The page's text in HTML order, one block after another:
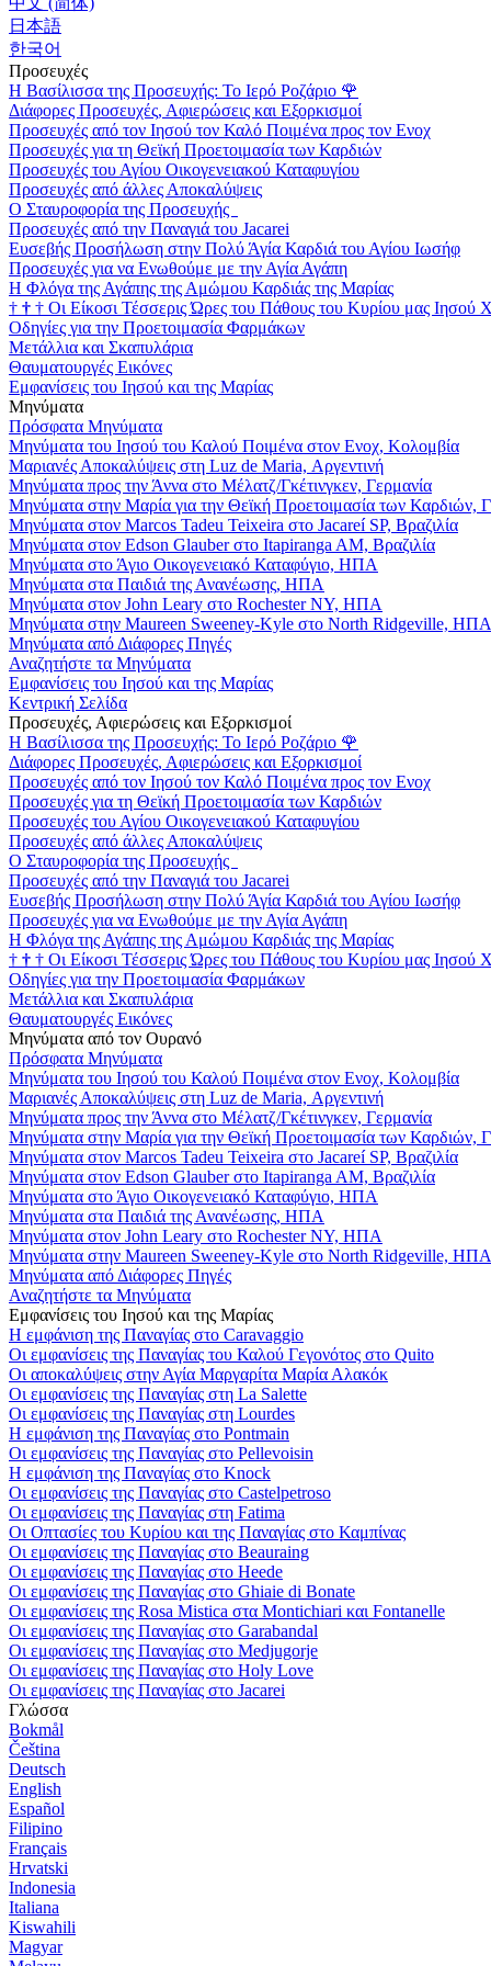
日本語
한국어
Προσευχές
Η Βασίλισσα της Προσευχής: Το Ιερό Ροζάριο 🌹
Διάφορες Προσευχές, Αφιερώσεις και Εξορκισμοί
Προσευχές από τον Ιησού τον Καλό Ποιμένα προς τον Ενοχ
Προσευχές για τη Θεϊκή Προετοιμασία των Καρδιών
Προσευχές του Αγίου Οικογενειακού Καταφυγίου
Προσευχές από άλλες Αποκαλύψεις
Ο Σταυροφορία της Προσευχής
Προσευχές από την Παναγιά του Jacarei
Ευσεβής Προσήλωση στην Πολύ Άγία Καρδιά του Αγίου Ιωσήφ
Προσευχές για να Ενωθούμε με την Αγία Αγάπη
Η Φλόγα της Αγάπης της Αμώμου Καρδιάς της Μαρίας
† † † Οι Είκοσι Τέσσερις Ώρες του Πάθους του Κυρίου μας Ιησού
Οδηγίες για την Προετοιμασία Φαρμάκων
Μετάλλια και Σκαπυλάρια
Θαυματουργές Εικόνες
Εμφανίσεις του Ιησού και της Μαρίας
Μηνύματα
Πρόσφατα Μηνύματα
Μηνύματα του Ιησού του Καλού Ποιμένα στον Ενοχ, Κολομβία
Μαριανές Αποκαλύψεις στη Luz de Maria, Αργεντινή
Μηνύματα προς την Άννα στο Μέλατζ/Γκέτινγκεν, Γερμανία
Μηνύματα στην Μαρία για την Θεϊκή Προετοιμασία των Καρδιών,
Μηνύματα στον Marcos Tadeu Teixeira στο Jacareí SP, Βραζιλία
Μηνύματα στον Edson Glauber στο Itapiranga AM, Βραζιλία
Μηνύματα στο Άγιο Οικογενειακό Καταφύγιο, ΗΠΑ
Μηνύματα στα Παιδιά της Ανανέωσης, ΗΠΑ
Μηνύματα στον John Leary στο Rochester NY, ΗΠΑ
Μηνύματα στην Maureen Sweeney-Kyle στο North Ridgeville, ΗΠΑ
Μηνύματα από Διάφορες Πηγές
Αναζητήστε τα Μηνύματα
Εμφανίσεις του Ιησού και της Μαρίας
Κεντρική Σελίδα
Προσευχές, Αφιερώσεις και Εξορκισμοί
Η Βασίλισσα της Προσευχής: Το Ιερό Ροζάριο 🌹
Διάφορες Προσευχές, Αφιερώσεις και Εξορκισμοί
Προσευχές από τον Ιησού τον Καλό Ποιμένα προς τον Ενοχ
Προσευχές για τη Θεϊκή Προετοιμασία των Καρδιών
Προσευχές του Αγίου Οικογενειακού Καταφυγίου
Προσευχές από άλλες Αποκαλύψεις
Ο Σταυροφορία της Προσευχής
Προσευχές από την Παναγιά του Jacarei
Ευσεβής Προσήλωση στην Πολύ Άγία Καρδιά του Αγίου Ιωσήφ
Προσευχές για να Ενωθούμε με την Αγία Αγάπη
Η Φλόγα της Αγάπης της Αμώμου Καρδιάς της Μαρίας
† † † Οι Είκοσι Τέσσερις Ώρες του Πάθους του Κυρίου μας Ιησού
Οδηγίες για την Προετοιμασία Φαρμάκων
Μετάλλια και Σκαπυλάρια
Θαυματουργές Εικόνες
Μηνύματα από τον Ουρανό
Πρόσφατα Μηνύματα
Μηνύματα του Ιησού του Καλού Ποιμένα στον Ενοχ, Κολομβία
Μαριανές Αποκαλύψεις στη Luz de Maria, Αργεντινή
Μηνύματα προς την Άννα στο Μέλατζ/Γκέτινγκεν, Γερμανία
Μηνύματα στην Μαρία για την Θεϊκή Προετοιμασία των Καρδιών,
Μηνύματα στον Marcos Tadeu Teixeira στο Jacareí SP, Βραζιλία
Μηνύματα στον Edson Glauber στο Itapiranga AM, Βραζιλία
Μηνύματα στο Άγιο Οικογενειακό Καταφύγιο, ΗΠΑ
Μηνύματα στα Παιδιά της Ανανέωσης, ΗΠΑ
Μηνύματα στον John Leary στο Rochester NY, ΗΠΑ
Μηνύματα στην Maureen Sweeney-Kyle στο North Ridgeville, ΗΠΑ
Μηνύματα από Διάφορες Πηγές
Αναζητήστε τα Μηνύματα
Εμφανίσεις του Ιησού και της Μαρίας
Η εμφάνιση της Παναγίας στο Caravaggio
Οι εμφανίσεις της Παναγίας του Καλού Γεγονότος στο Quito
Οι αποκαλύψεις στην Αγία Μαργαρίτα Μαρία Αλακόκ
Οι εμφανίσεις της Παναγίας στη La Salette
Οι εμφανίσεις της Παναγίας στη Lourdes
Η εμφάνιση της Παναγίας στο Pontmain
Οι εμφανίσεις της Παναγίας στο Pellevoisin
Η εμφάνιση της Παναγίας στο Knock
Οι εμφανίσεις της Παναγίας στο Castelpetroso
Οι εμφανίσεις της Παναγίας στη Fatima
Οι Οπτασίες του Κυρίου και της Παναγίας στο Καμπίνας
Οι εμφανίσεις της Παναγίας στο Beauraing
Οι εμφανίσεις της Παναγίας στο Heede
Οι εμφανίσεις της Παναγίας στο Ghiaie di Bonate
Οι εμφανίσεις της Rosa Mistica στα Montichiari και Fontanelle
Οι εμφανίσεις της Παναγίας στο Garabandal
Οι εμφανίσεις της Παναγίας στο Medjugorje
Οι εμφανίσεις της Παναγίας στο Holy Love
Οι εμφανίσεις της Παναγίας στο Jacarei
Γλώσσα
Bokmål
Čeština
Deutsch
English
Español
Filipino
Français
Hrvatski
Indonesia
Italiana
Kiswahili
Magyar